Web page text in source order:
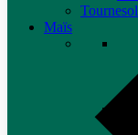
Tournesol
Maïs